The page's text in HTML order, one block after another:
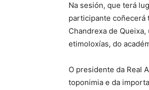
Na sesión, que terá
participante coñecerá
Chandrexa de
etimoloxías, do
O presidente da Real
toponimia e da